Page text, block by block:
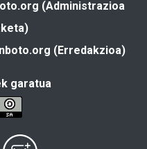
(Administrazioa
(Erredakzioa)
garatua